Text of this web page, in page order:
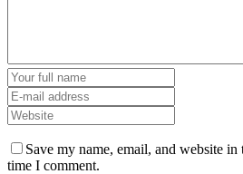
Save my name, email, and website
time I comment.